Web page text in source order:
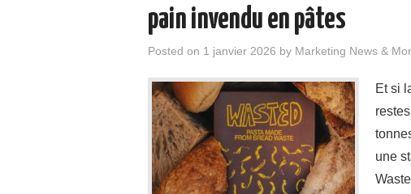
pain invendu en pâtes
Posted on 1 janvier 2026 by Marketing News &
Et si
une